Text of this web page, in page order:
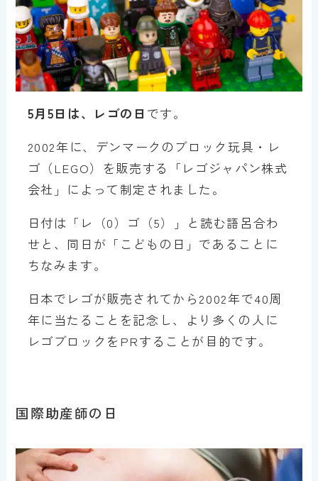
5月5日は、レゴの日 です。
2002年に、デンマークのブロック玩具・レ
ゴ（LEGO）を販売する「レゴジャパン株式
会社」によって制定されました。
日付は「レ（0）ゴ（5）」と読む語呂合わ
せと、同日が「こどもの日」であることに
ちなみます。
日本でレゴが販売されてから2002年で40周
年に当たることを記念し、より多くの人に
レゴブロックをPRすることが目的です。
国際助産師の日